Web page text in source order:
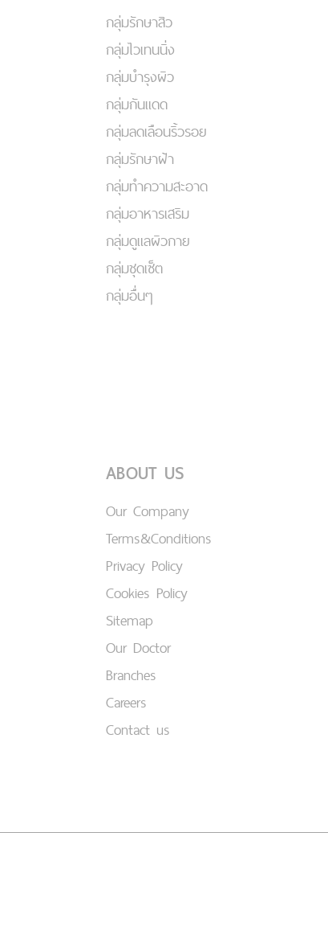
กลุ่มรักษาสิว
กลุ่มไวเทนนิ่ง
กลุ่มบำรุงผิว
กลุ่มกันแดด
กลุ่มลดเลือนริ้วรอย
กลุ่มรักษาฝ้า
กลุ่มทำความสะอาด
กลุ่มอาหารเสริม
กลุ่มดูแลผิวกาย
กลุ่มชุดเซ็ต
กลุ่มอื่นๆ
ABOUT US
Our Company
Terms&Conditions
Privacy Policy
Cookies Policy
Sitemap
Our Doctor
Branches
Careers
Contact us